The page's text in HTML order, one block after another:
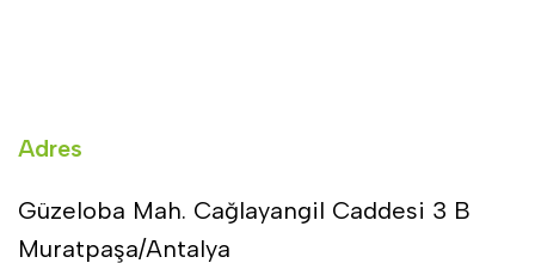
Adres
Güzeloba Mah. Cağlayangil Caddesi 3 B
Muratpaşa/Antalya